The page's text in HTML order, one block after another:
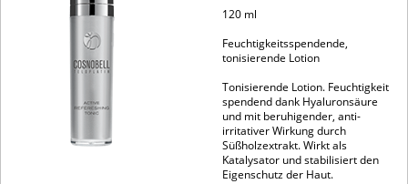
120 ml
Feuchtigkeitsspendende,
tonisierende Lotion
Tonisierende Lotion. Feuchtigkeit
spendend dank Hyaluronsäure
und mit beruhigender, anti-
irritativer Wirkung durch
Süßholzextrakt. Wirkt als
Katalysator und stabilisiert den
Eigenschutz der Haut.